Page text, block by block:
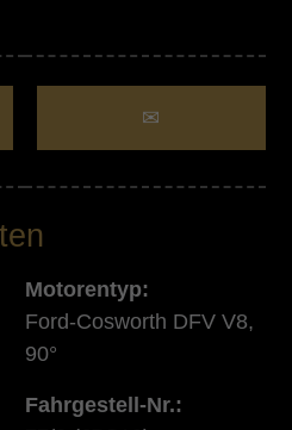
✉
Motorentyp:
Ford-Cosworth DFV V8,
90°
Fahrgestell-Nr.: